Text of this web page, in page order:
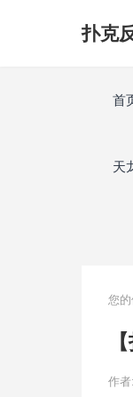
扑克
首
天
您
作者: